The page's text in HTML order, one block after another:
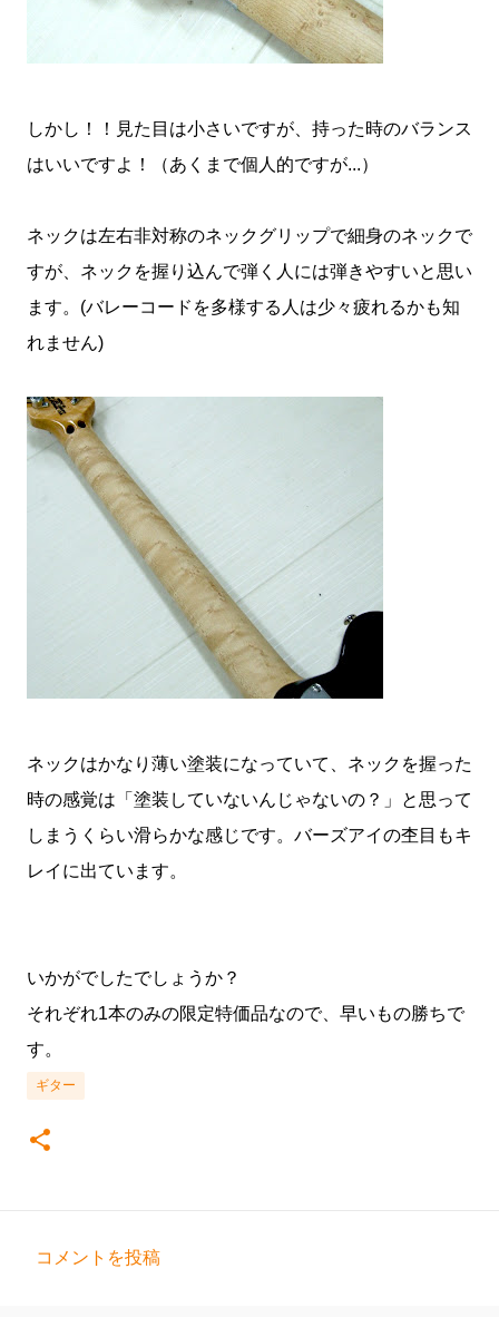
しかし！！見た目は小さいですが、持った時のバランス
はいいですよ！（あくまで個人的ですが...）
ネックは左右非対称のネックグリップで細身のネックで
すが、ネックを握り込んで弾く人には弾きやすいと思い
ます。(バレーコードを多様する人は少々疲れるかも知
れません)
ネックはかなり薄い塗装になっていて、ネックを握った
時の感覚は「塗装していないんじゃないの？」と思って
しまうくらい滑らかな感じです。バーズアイの杢目もキ
レイに出ています。
いかがでしたでしょうか？
それぞれ1本のみの限定特価品なので、早いもの勝ちで
す。
ギター
コメントを投稿